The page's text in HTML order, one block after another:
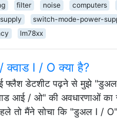
filter noise computers
switch-mode-power-
lm78xx
I / O क्या है?
फ्लैश डेटशीट पढ़ने से मुझे
आई / ओ" की अवधारणाओं का
तो मैंने सोचा कि "डुअल I / O"